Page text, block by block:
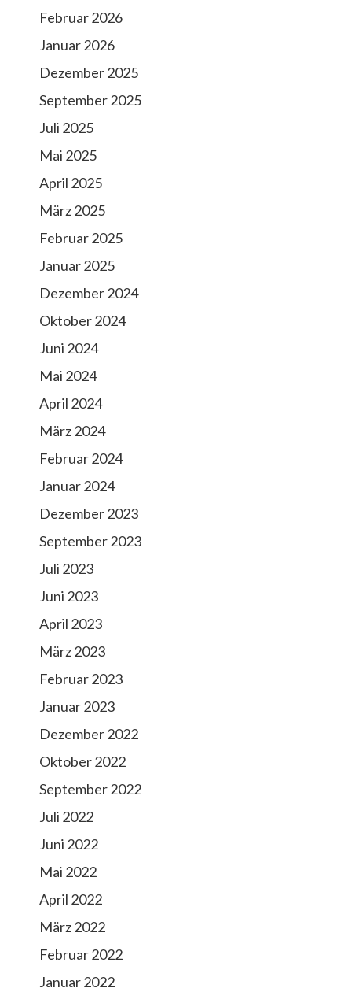
Februar 2026
Januar 2026
Dezember 2025
September 2025
Juli 2025
Mai 2025
April 2025
März 2025
Februar 2025
Januar 2025
Dezember 2024
Oktober 2024
Juni 2024
Mai 2024
April 2024
März 2024
Februar 2024
Januar 2024
Dezember 2023
September 2023
Juli 2023
Juni 2023
April 2023
März 2023
Februar 2023
Januar 2023
Dezember 2022
Oktober 2022
September 2022
Juli 2022
Juni 2022
Mai 2022
April 2022
März 2022
Februar 2022
Januar 2022